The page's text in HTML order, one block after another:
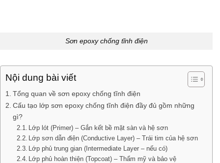
Sơn epoxy chống tĩnh điện
Nội dung bài viết
Tổng quan về sơn epoxy chống tĩnh điện
Cấu tạo lớp sơn epoxy chống tĩnh điện đầy đủ gồm những
gì?
Lớp lót (Primer) – Gắn kết bề mặt sàn và hệ sơn
Lớp sơn dẫn điện (Conductive Layer) – Trái tim của hệ sơn
Lớp phủ trung gian (Intermediate Layer – nếu có)
Lớp phủ hoàn thiện (Topcoat) – Thẩm mỹ và bảo vệ